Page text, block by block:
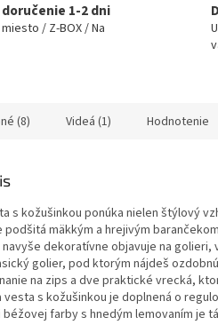
1-2 dni
/ Z-BOX / Na
(8) Videá (1) Hodnotenie
s kožušinkou ponúka nielen štýlový
podšitá mäkkým a hrejivým
dekoratívne objavuje na
golier, pod ktorým nájdeš
na zips a dve praktické vrecká,
vesta s kožušinkou je doplnená o
béžovej farby s hnedým lemovaním je